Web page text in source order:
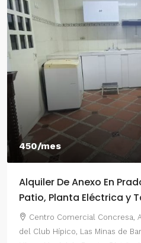
450/mes
Alquiler De Anexo En
Patio, Planta Eléctrica y
Centro Comercial Concresa,
del Club Hípico, Las Minas de